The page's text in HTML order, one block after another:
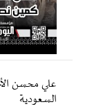
علي محسن
السعودية